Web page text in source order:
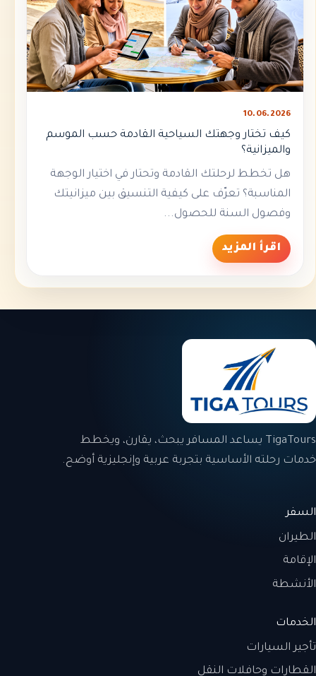
10.06.2026
كيف تختار وجهتك السياحية القادمة حسب الموسم
والميزانية؟
هل تخطط لرحلتك القادمة وتحتار في اختيار الوجهة
المناسبة؟ تعرّف على كيفية التنسيق بين ميزانيتك
وفصول السنة للحصول...
اقرأ المزيد
TigaTours يساعد المسافر يبحث، يقارن، ويخطط
خدمات رحلته الأساسية بتجربة عربية وإنجليزية أوضح.
السفر
الطيران
الإقامة
الأنشطة
الخدمات
تأجير السيارات
القطارات وحافلات النقل